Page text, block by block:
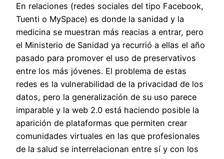
En relaciones (redes sociales del tipo Facebook,
Tuenti o MySpace) es donde la sanidad y la
medicina se muestran más reacias a entrar, pero
el Ministerio de Sanidad ya recurrió a ellas el año
pasado para promover el uso de preservativos
entre los más jóvenes. El problema de estas
redes es la vulnerabilidad de la privacidad de los
datos, pero la generalización de su uso parece
imparable y la web 2.0 está haciendo posible la
aparición de plataformas que permiten crear
comunidades virtuales en las que profesionales
de la salud se interrelacionan entre sí y con los